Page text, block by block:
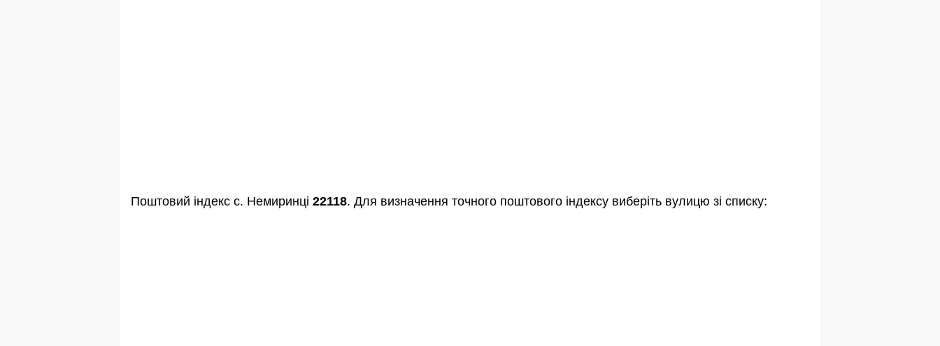
Поштовий індекс с. Немиринці 22118. Для визначення точного поштового індексу виберіть вулицю зі списку: